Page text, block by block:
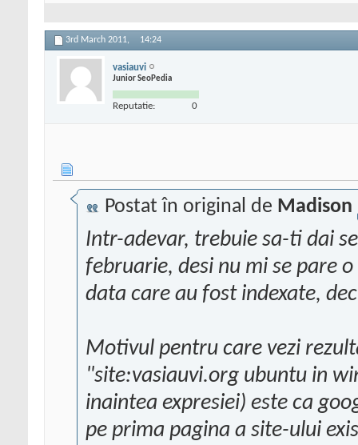
3rd March 2011, 14:24
vasiauvi
Junior SeoPedia
Reputatie: 0
Postat în original de Madison
Intr-adevar, trebuie sa-ti dai
februarie, desi nu mi se pare
data care au fost indexate,
Motivul pentru care vezi
"site:vasiauvi.org ubuntu in
inaintea expresiei) este ca
pe prima pagina a site-ului